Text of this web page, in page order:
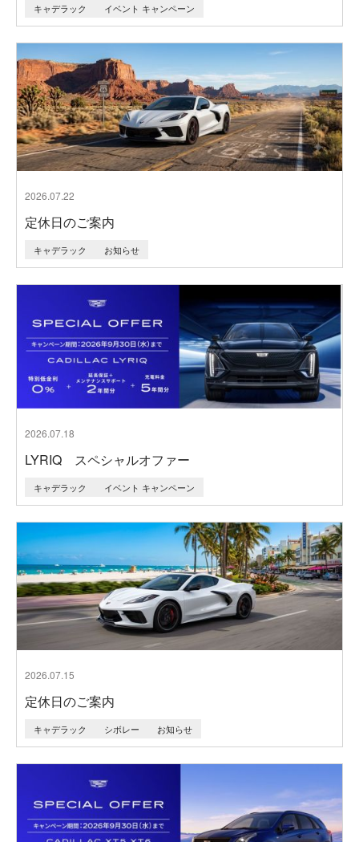
キャデラック イベント キャンペーン
2026.07.22
定休日のご案内
キャデラック お知らせ
2026.07.18
LYRIQ スペシャルオファー
キャデラック イベント キャンペーン
2026.07.15
定休日のご案内
キャデラック シボレー お知らせ